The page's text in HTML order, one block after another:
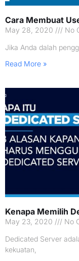
Cara Membuat
May 28, 2020
No
Jika Anda dalah
Read More »
Kenapa Memilih
May 23, 2020
No
Dedicated Server
kekuatan,